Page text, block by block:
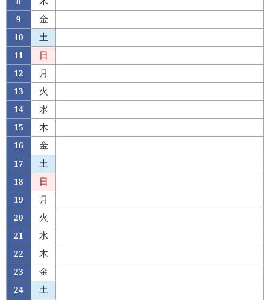
9
金
10
土
11
日
12
月
13
火
14
水
15
木
16
金
17
土
18
日
19
月
20
火
21
水
22
木
23
金
24
土